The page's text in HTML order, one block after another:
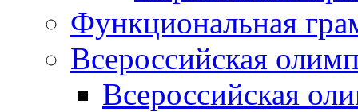
Функциональная
Всероссийская
Всероссийская